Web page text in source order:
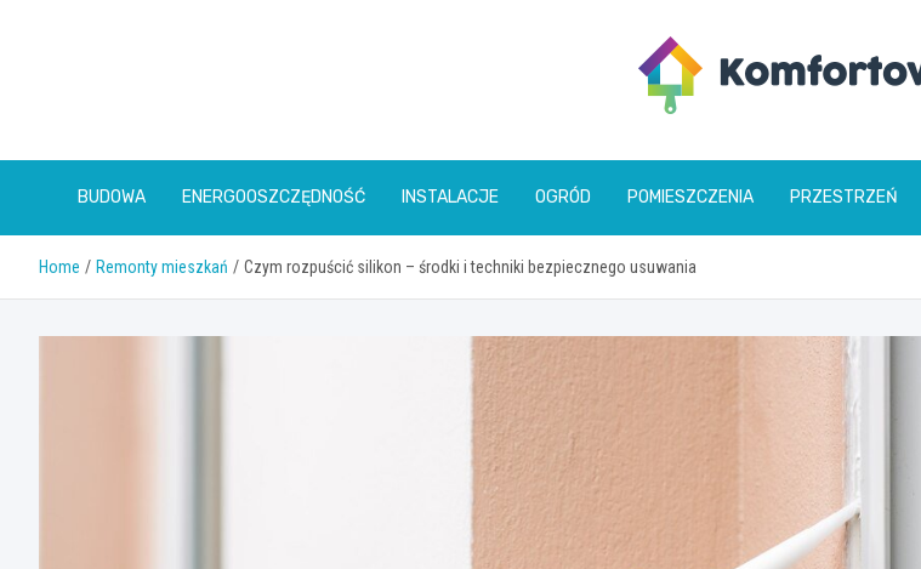
komfortowy.pl
BUDOWA ENERGOOSZCZĘDNOŚĆ INSTALACJE OGRÓD POMIESZCZENIA PRZESTRZEŃ
Home Remonty mieszkań Czym rozpuścić silikon – środki i techniki bezpiecznego usuwania